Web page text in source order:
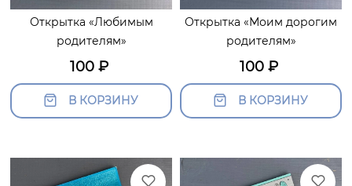
Открытка «Любимым
родителям»
100 ₽
В КОРЗИНУ
Открытка «Моим дорогим
родителям»
100 ₽
В КОРЗИНУ